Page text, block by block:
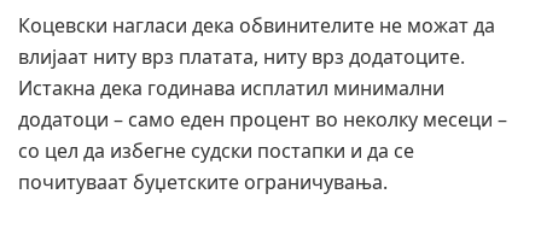
Коцевски нагласи дека обвинителите не можат да
влијаат ниту врз платата, ниту врз додатоците.
Истакна дека годинава исплатил минимални
додатоци – само еден процент во неколку месеци –
со цел да избегне судски постапки и да се
почитуваат буџетските ограничувања.